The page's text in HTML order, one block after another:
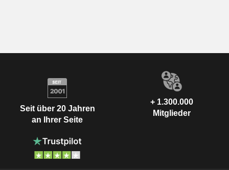
Seit über 20 Jahren
an Ihrer Seite
+ 1.300.000
Mitglieder